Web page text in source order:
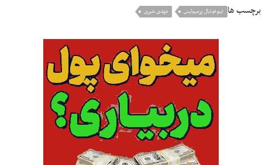
برچسب ها تيم فوتبال پرسپوليس مهدی شیری